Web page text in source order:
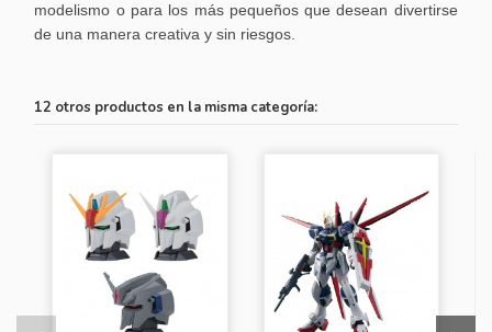
modelismo o para los más pequeños que desean divertirse
de una manera creativa y sin riesgos.
12 otros productos en la misma categoría: